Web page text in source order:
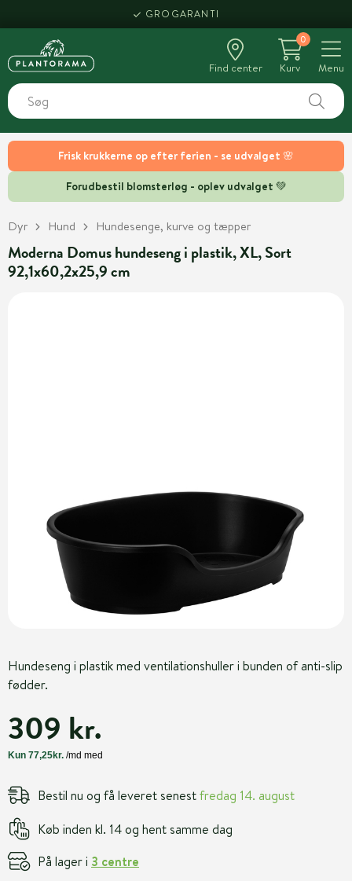
Frisk krukkerne op efter ferien - se udvalget 🌸
Forudbestil blomsterløg - oplev udvalget 💚
GROGARANTI
Find center
0
Kurv
Menu
Dyr Hund Hundesenge, kurve og tæpper
Moderna Domus hundeseng i plastik, XL, Sort
92,1x60,2x25,9 cm
Hundeseng i plastik med ventilationshuller i bunden of anti-slip
fødder.
309 kr.
Bestil nu og få leveret senestfredag 14. august
Køb inden kl. 14 og hent samme dag
På lager i 3 centre